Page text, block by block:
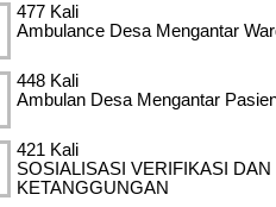
477 Kali
Ambulance Desa Mengantar
448 Kali
Ambulan Desa Mengantar
421 Kali
SOSIALISASI VERIFIKASI
KETANGGUNGAN